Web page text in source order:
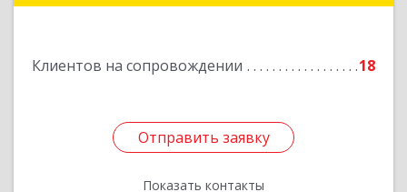
Клиентов на сопровождении 18
Отправить заявку
Показать контакты
Подробнее
Отправить заявку
Назад